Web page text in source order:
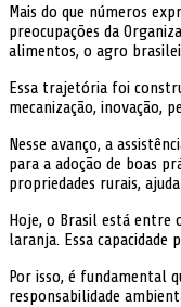
Mais do que números
preocupações da
alimentos, o agro
Essa trajetória foi
mecanização, inovação,
Nesse avanço, a
para a adoção de boas
propriedades rurais,
Hoje, o Brasil está entre
laranja. Essa
Por isso, é fundamental
responsabilidade